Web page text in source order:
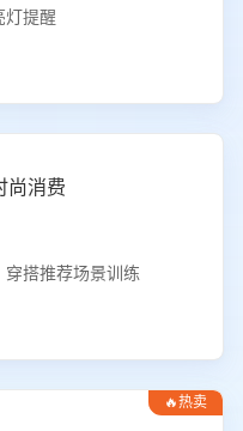
灯提醒
尚消费
穿搭推荐场景训练
🔥热卖